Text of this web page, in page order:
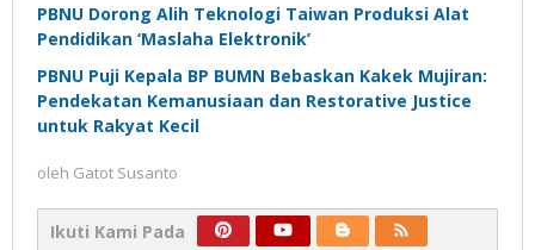
PBNU Dorong Alih Teknologi Taiwan Produksi Alat
Pendidikan ‘Maslaha Elektronik’
PBNU Puji Kepala BP BUMN Bebaskan Kakek Mujiran:
Pendekatan Kemanusiaan dan Restorative Justice
untuk Rakyat Kecil
oleh Gatot Susanto
Ikuti Kami Pada